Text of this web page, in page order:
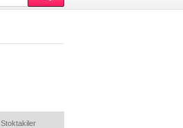
Stoktakiler